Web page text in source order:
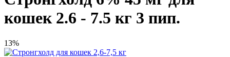
кошек 2.6 - 7.5 кг 3 пип.
13%